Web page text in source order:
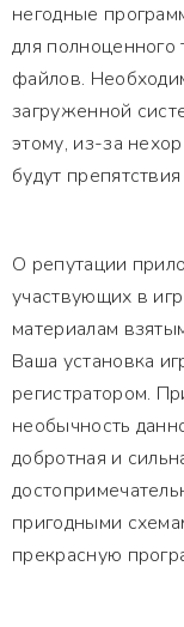
негодные
для полноценного
файлов.
загруженной
этому, из-за
будут
О репутации
участвующих в
материалам
Ваша установка
регистратором.
необычность
добротная и
пригодными
прекрасную